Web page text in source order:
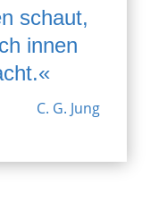
schaut,
innen
C. G. Jung